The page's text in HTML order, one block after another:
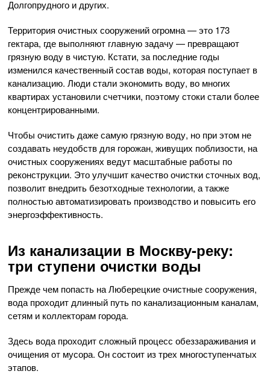
Долгопрудного и других.
Территория очистных сооружений огромна — это 173
гектара, где выполняют главную задачу — превращают
грязную воду в чистую. Кстати, за последние годы
изменился качественный состав воды, которая поступает в
канализацию. Люди стали экономить воду, во многих
квартирах установили счетчики, поэтому стоки стали более
концентрированными.
Чтобы очистить даже самую грязную воду, но при этом не
создавать неудобств для горожан, живущих поблизости, на
очистных сооружениях ведут масштабные работы по
реконструкции. Это улучшит качество очистки сточных вод,
позволит внедрить безотходные технологии, а также
полностью автоматизировать производство и повысить его
энергоэффективность.
Из канализации в Москву-реку:
три ступени очистки воды
Прежде чем попасть на Люберецкие очистные сооружения,
вода проходит длинный путь по канализационным каналам,
сетям и коллекторам города.
Здесь вода проходит сложный процесс обеззараживания и
очищения от мусора. Он состоит из трех многоступенчатых
этапов.